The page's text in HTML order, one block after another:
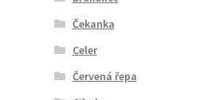
Čekanka
Celer
Červená řepa